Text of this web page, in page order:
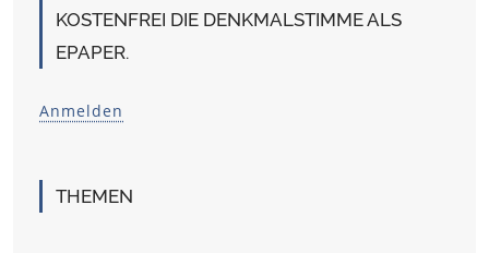
KOSTENFREI DIE DENKMALSTIMME ALS
EPAPER.
Anmelden
THEMEN